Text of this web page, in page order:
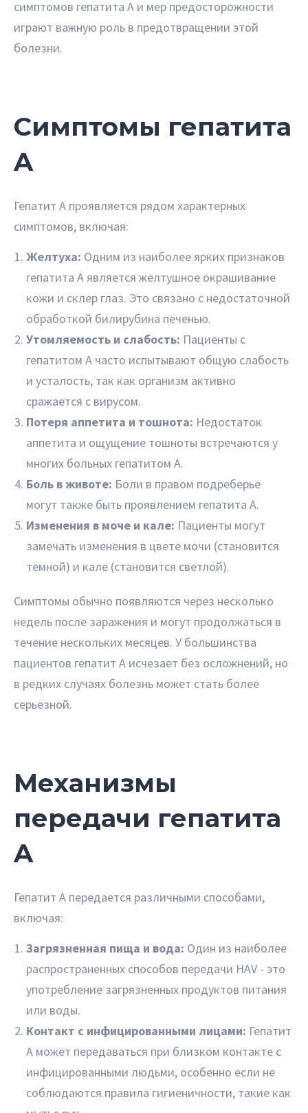
симптомов гепатита A и мер предосторожности
играют важную роль в предотвращении этой
болезни.
Симптомы гепатита
A
Гепатит A проявляется рядом характерных
симптомов, включая:
Желтуха: Одним из наиболее ярких признаков
гепатита A является желтушное окрашивание
кожи и склер глаз. Это связано с недостаточной
обработкой билирубина печенью.
Утомляемость и слабость: Пациенты с
гепатитом A часто испытывают общую слабость
и усталость, так как организм активно
сражается с вирусом.
Потеря аппетита и тошнота: Недостаток
аппетита и ощущение тошноты встречаются у
многих больных гепатитом A.
Боль в животе: Боли в правом подреберье
могут также быть проявлением гепатита A.
Изменения в моче и кале: Пациенты могут
замечать изменения в цвете мочи (становится
темной) и кале (становится светлой).
Симптомы обычно появляются через несколько
недель после заражения и могут продолжаться в
течение нескольких месяцев. У большинства
пациентов гепатит A исчезает без осложнений, но
в редких случаях болезнь может стать более
серьезной.
Механизмы
передачи гепатита
A
Гепатит A передается различными способами,
включая:
Загрязненная пища и вода: Один из наиболее
распространенных способов передачи HAV - это
употребление загрязненных продуктов питания
или воды.
Контакт с инфицированными лицами: Гепатит
A может передаваться при близком контакте с
инфицированными людьми, особенно если не
соблюдаются правила гигиеничности, такие как